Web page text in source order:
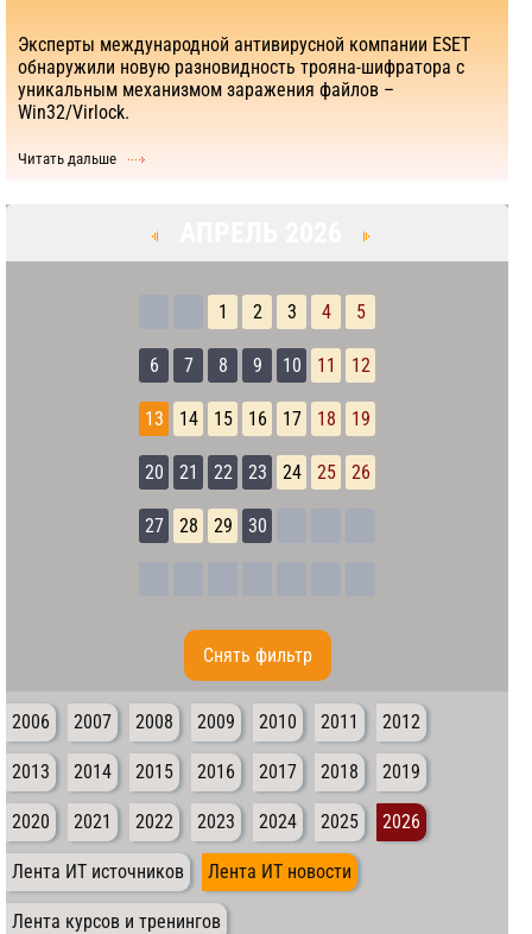
Эксперты международной антивирусной компании ESET
обнаружили новую разновидность трояна-шифратора с
уникальным механизмом заражения файлов –
Win32/Virlock.
Читать дальше
АПРЕЛЬ 2026
1 2 3 4 5
6 7 8 9 10 11 12
13 14 15 16 17 18 19
20 21 22 23 24 25 26
27 28 29 30
Cнять фильтр
2006 2007 2008 2009 2010 2011 2012
2013 2014 2015 2016 2017 2018 2019
2020 2021 2022 2023 2024 2025 2026
Лента ИТ источников Лента ИТ новости
Лента курсов и тренингов